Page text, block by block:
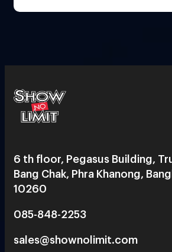
6 th floor, Pegasus Building,
Bang Chak, Phra Khanong,
10260
085-848-2253
sales@shownolimit.com